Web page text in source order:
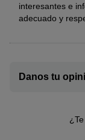
interesantes e
adecuado y
Danos tu